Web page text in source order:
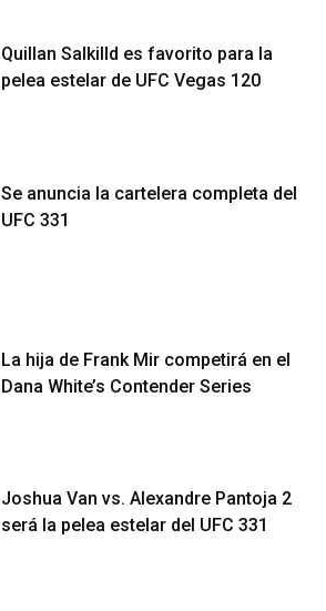
Quillan Salkilld es favorito para la
pelea estelar de UFC Vegas 120
Se anuncia la cartelera completa del
UFC 331
La hija de Frank Mir competirá en el
Dana White’s Contender Series
Joshua Van vs. Alexandre Pantoja 2
será la pelea estelar del UFC 331